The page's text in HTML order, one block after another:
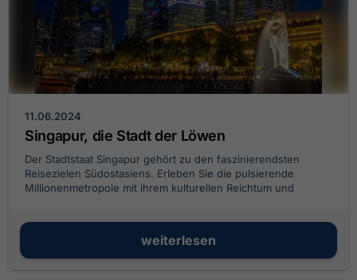
11.06.2024
Singapur, die Stadt der Löwen
Der Stadtstaat Singapur gehört zu den faszinierendsten
Reisezielen Südostasiens. Erleben Sie die pulsierende
Millionenmetropole mit ihrem kulturellen Reichtum und
weiterlesen